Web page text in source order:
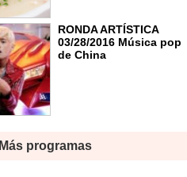
RONDA ARTÍSTICA
03/28/2016 Música pop
de China
Más programas